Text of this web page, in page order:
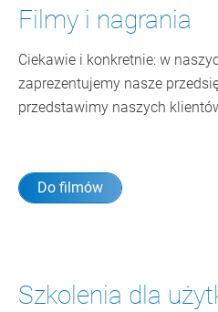
Filmy i nagrania
Ciekawie i konkretnie: w
zaprezentujemy nasze
przedstawimy naszych
Do filmów
Szkolenia dla